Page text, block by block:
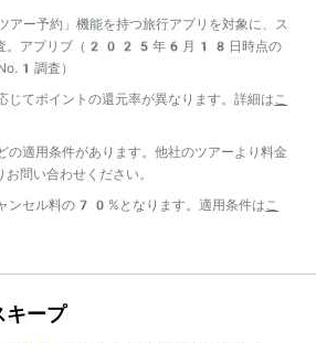
ー予約」機能を持つ旅行アプリを対象に、ス
調査。アプリブ（2025年6月18日時点の
調査）
てポイントの還元率が異なります。詳細はこ
適用条件があります。他社のツアーより料金
お問い合わせください。
セル料の70%となります。適用条件はこ
キープ